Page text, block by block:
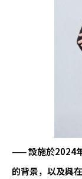
—— 設施於2024
的背景，以及與